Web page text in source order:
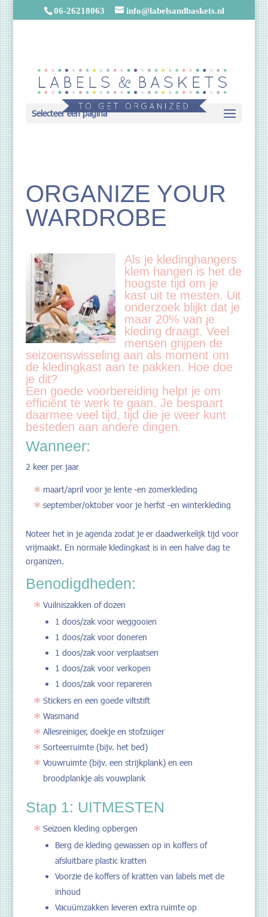
06-26218063 info@labelsandbaskets.nl
Selecteer een pagina
ORGANIZE YOUR
WARDROBE
Als je kledinghangers
klem hangen is het de
hoogste tijd om je
kast uit te mesten. Uit
onderzoek blijkt dat je
maar 20% van je
kleding draagt. Veel
mensen grijpen de
seizoenswisseling aan als moment om
de kledingkast aan te pakken. Hoe doe
je dit?
Een goede voorbereiding helpt je om
efficiënt te werk te gaan. Je bespaart
daarmee veel tijd, tijd die je weer kunt
besteden aan andere dingen.
Wanneer:
2 keer per jaar
maart/april voor je lente -en zomerkleding
september/oktober voor je herfst -en winterkleding
Noteer het in je agenda zodat je er daadwerkelijk tijd voor
vrijmaakt. En normale kledingkast is in een halve dag te
organizen.
Benodigdheden:
Vuilniszakken of dozen
1 doos/zak voor weggooien
1 doos/zak voor doneren
1 doos/zak voor verplaatsen
1 doos/zak voor verkopen
1 doos/zak voor repareren
Stickers en een goede viltstift
Wasmand
Allesreiniger, doekje en stofzuiger
Sorteerruimte (bijv. het bed)
Vouwruimte (bijv. een strijkplank) en een
broodplankje als vouwplank
Stap 1: UITMESTEN
Seizoen kleding opbergen
Berg de kleding gewassen op in koffers of
afsluitbare plastic kratten
Voorzie de koffers of kratten van labels met de
inhoud
Vacuümzakken leveren extra ruimte op